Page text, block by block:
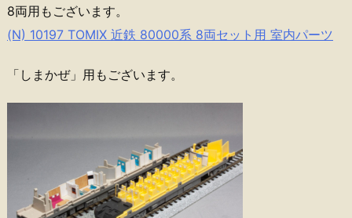
8両用もございます。
(N) 10197 TOMIX 近鉄 80000系 8両セット用 室内パーツ
「しまかぜ」用もございます。